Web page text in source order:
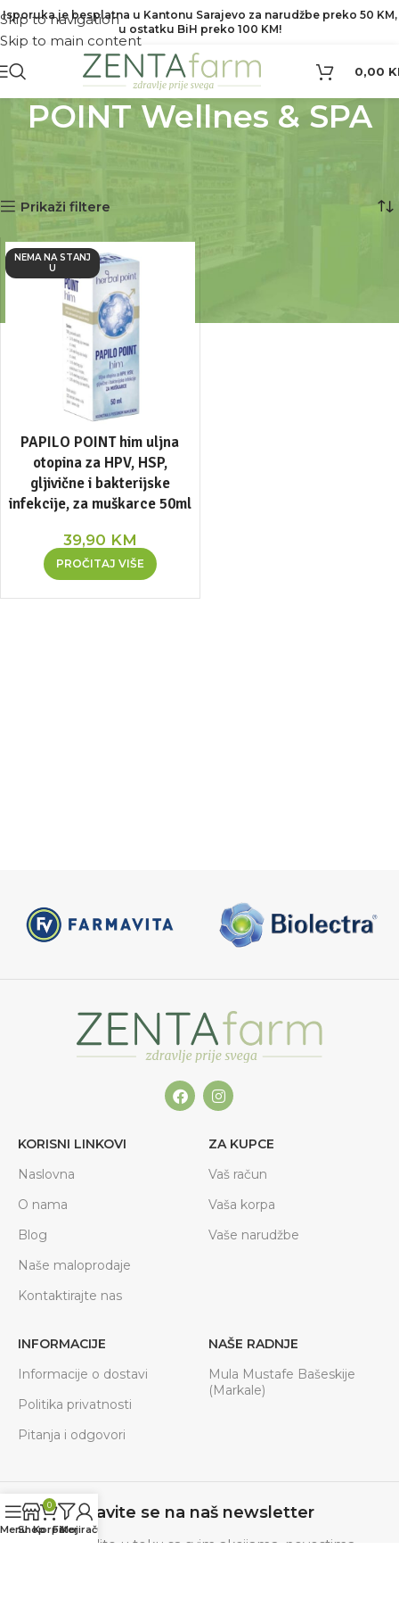
Skip to navigation
Skip to main content
Isporuka je besplatna u Kantonu Sarajevo za narudžbe preko 50 KM,
u ostatku BiH preko 100 KM!
0,00
POINT Wellnes & SPA
Prikaži filtere
NEMA NA STANJ
U
PAPILO POINT him uljna
otopina za HPV, HSP,
gljivične i bakterijske
infekcije, za muškarce 50ml
39,90 KM
PROČITAJ VIŠE
KORISNI LINKOVI
Naslovna
O nama
Blog
Naše maloprodaje
Kontaktirajte nas
ZA KUPCE
Vaš račun
Vaša korpa
Vaše narudžbe
INFORMACIJE
Informacije o dostavi
Politika privatnosti
Pitanja i odgovori
NAŠE RADNJE
Mula Mustafe Bašeskije
(Markale)
Prijavite se na naš newsletter
Budite u toku sa svim akcijama, novostima.
MenuShop
0
KorpaFilteri
Moj račun